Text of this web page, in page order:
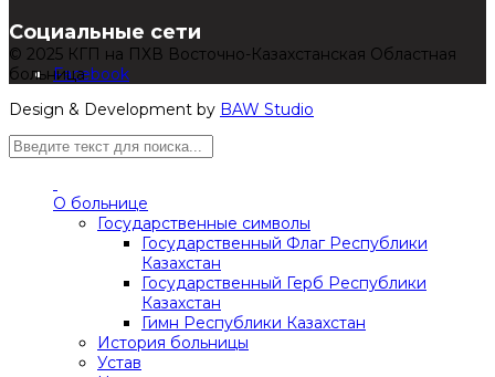
Социальные сети
Facebook
© 2025 КГП на ПХВ Восточно-Казахстанская Областная
больница
Design & Development by BAW Studio
О больнице
Государственные символы
Государственный Флаг Республики
Казахстан
Государственный Герб Республики
Казахстан
Гимн Республики Казахстан
История больницы
Устав